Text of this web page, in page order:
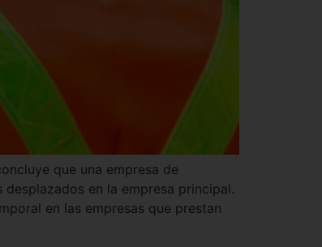
que una empresa de
en la empresa principal.
en las empresas que prestan